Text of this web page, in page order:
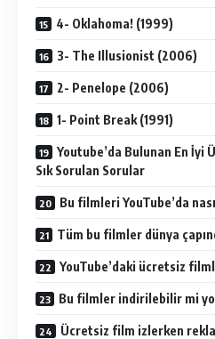
4- Oklahoma! (1999)
3- The Illusionist (2006)
2- Penelope (2006)
1- Point Break (1991)
Youtube’da Bulunan En
Sık Sorulan Sorular
Bu filmleri YouTube’da
Tüm bu filmler dünya
YouTube’daki ücretsiz
Bu filmler indirilebilir mi
Ücretsiz film izlerken